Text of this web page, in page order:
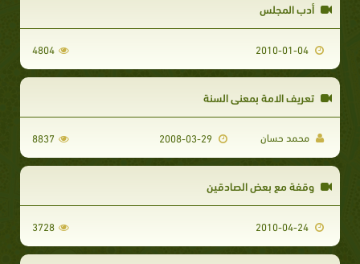
أدب المجلس
4804
تعريف الامة بمعنى السنة
محمد حسان 8837
وقفة مع بعض الصادقين
3728